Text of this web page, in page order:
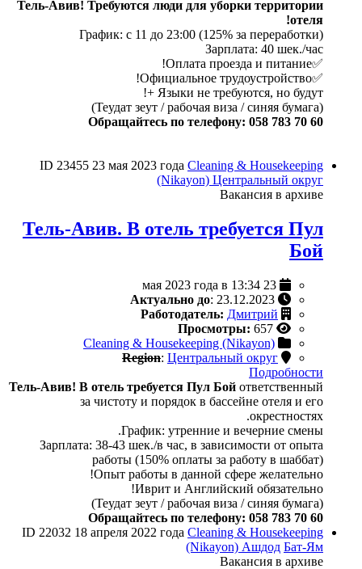
Тель-Авив! Требуются люди для уборки территории
отеля!
График: с 11 до 23:00 (125% за переработки)
Зарплата: 40 шек./час
✅Оплата проезда и питание!
✅Официальное трудоустройство!
Языки не требуются, но будут +!
(Теудат зеут / рабочая виза / синяя бумага)
Обращайтесь по телефону: 058 783 70 60
ID 23455 23 мая 2023 года Cleaning & Housekeeping
(Nikayon) Центральный округ
Вакансия в архиве
Тель-Авив. В отель требуется Пул
Бой
Актуально до: 23.12.2023
Работодатель: Дмитрий
Просмотры: 657
Cleaning & Housekeeping (Nikayon)
Region: Центральный округ
Подробности
Тель-Авив! В отель требуется Пул Бой ответственный
за чистоту и порядок в бассейне отеля и его
окрестностях.
График: утренние и вечерние смены.
Зарплата: 38-43 шек./в час, в зависимости от опыта
работы (150% оплаты за работу в шаббат)
Опыт работы в данной сфере желательно!
Иврит и Английский обязательно!
(Теудат зеут / рабочая виза / синяя бумага)
Обращайтесь по телефону: 058 783 70 60
ID 22032 18 апреля 2022 года Cleaning & Housekeeping
(Nikayon) Ашдод Бат-Ям
Вакансия в архиве